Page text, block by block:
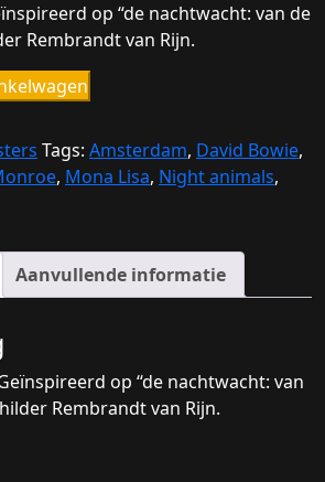
op “de nachtwacht: van de
Rembrandt van Rijn.
Tags: Amsterdam, David Bowie,
, Mona Lisa, Night animals,
Aanvullende informatie
op “de nachtwacht: van
Rembrandt van Rijn.